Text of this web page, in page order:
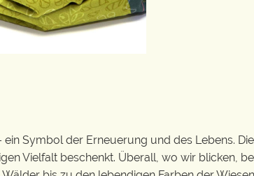
Symbol der Erneuerung und des Lebens.
Vielfalt beschenkt. Überall, wo wir blicken,